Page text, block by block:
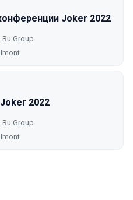
Joker 2022
Ru Group
2022
Ru Group